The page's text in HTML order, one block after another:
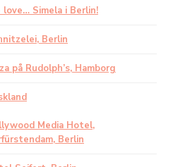
love… Simela i Berlin!
Berlin
på Rudolph’s, Hamborg
Media Hotel,
Berlin